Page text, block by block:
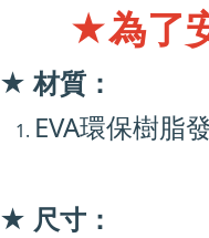
★為了安
★ 材質：
EVA環保樹脂
★ 尺寸：